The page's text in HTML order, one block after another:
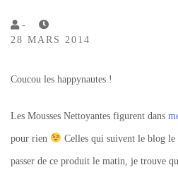
by
Lola
-
28 MARS 2014
Coucou les happynautes !
Les Mousses Nettoyantes figurent dans
pour rien Celles qui suivent le blog le
passer de ce produit le matin, je trouve